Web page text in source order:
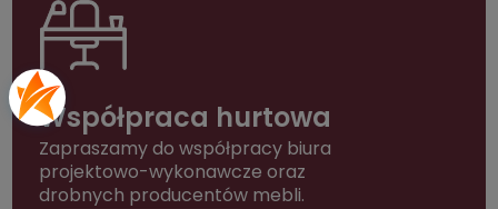
Współpraca hurtowa
Zapraszamy do współpracy biura
projektowo-wykonawcze oraz
drobnych producentów mebli.